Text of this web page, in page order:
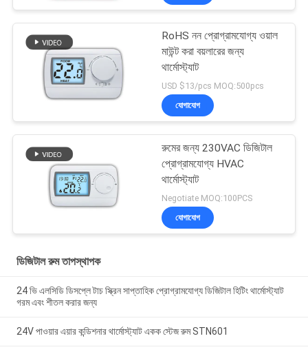
RoHS নন প্রোগ্রামযোগ্য ওয়াল
মাউন্ট করা বয়লারের জন্য
থার্মোস্ট্যাট
USD $13/pcs MOQ:500pcs
যোগাযোগ
রুমের জন্য 230VAC ডিজিটাল
প্রোগ্রামযোগ্য HVAC
থার্মোস্ট্যাট
Negotiate MOQ:100PCS
যোগাযোগ
ডিজিটাল রুম তাপস্থাপক
24 ভি এলসিডি ডিসপ্লে টাচ স্ক্রিন সাপ্তাহিক প্রোগ্রামযোগ্য ডিজিটাল হিটিং থার্মোস্ট্যাট
গরম এবং শীতল করার জন্য
24V পাওয়ার এয়ার কন্ডিশনার থার্মোস্ট্যাট একক স্টেজ রুম STN601